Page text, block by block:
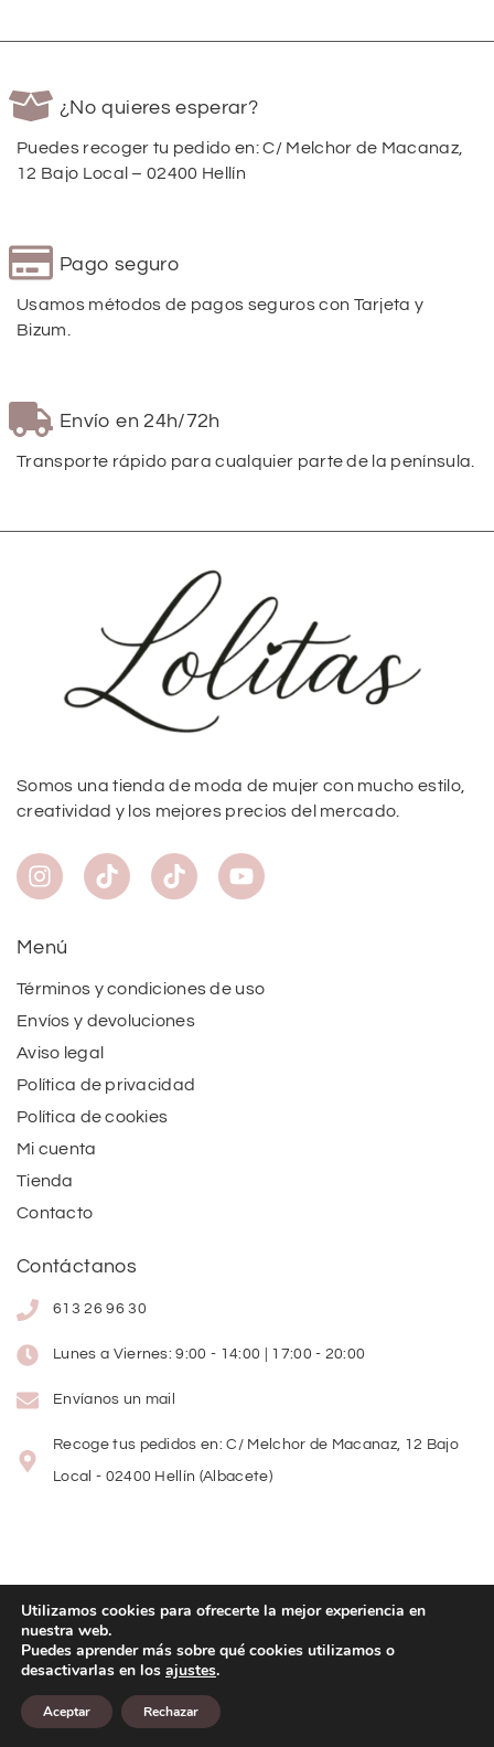
¿No quieres esperar?
Puedes recoger tu pedido en: C/ Melchor de Macanaz,
12 Bajo Local – 02400 Hellín
Pago seguro
Usamos métodos de pagos seguros con Tarjeta y
Bizum.
Envío en 24h/72h
Transporte rápido para cualquier parte de la península.
Somos una tienda de moda de mujer con mucho estilo,
creatividad y los mejores precios del mercado.
Menú
Términos y condiciones de uso
Envíos y devoluciones
Aviso legal
Política de privacidad
Política de cookies
Mi cuenta
Tienda
Contacto
Contáctanos
613 26 96 30
Lunes a Viernes: 9:00 - 14:00 | 17:00 - 20:00
Envíanos un mail
Recoge tus pedidos en: C/ Melchor de Macanaz, 12 Bajo
Local - 02400 Hellín (Albacete)
Copyright© 2026Lolitas Moda
Diseño web:
Utilizamos cookies para ofrecerte la mejor experiencia en
nuestra web.
Puedes aprender más sobre qué cookies utilizamos o
desactivarlas en los ajustes.
Aceptar Rechazar